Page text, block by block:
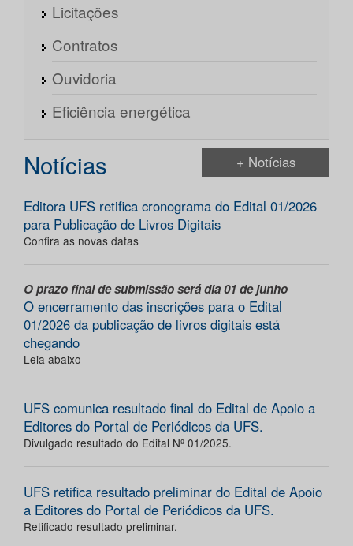
Licitações
Contratos
Ouvidoria
Eficiência energética
Notícias + Notícias
Editora UFS retifica cronograma do Edital 01/2026
para Publicação de Livros Digitais
Confira as novas datas
O prazo final de submissão será dia 01 de junho
O encerramento das inscrições para o Edital
01/2026 da publicação de livros digitais está
chegando
Leia abaixo
UFS comunica resultado final do Edital de Apoio a
Editores do Portal de Periódicos da UFS.
Divulgado resultado do Edital Nº 01/2025.
UFS retifica resultado preliminar do Edital de Apoio
a Editores do Portal de Periódicos da UFS.
Retificado resultado preliminar.